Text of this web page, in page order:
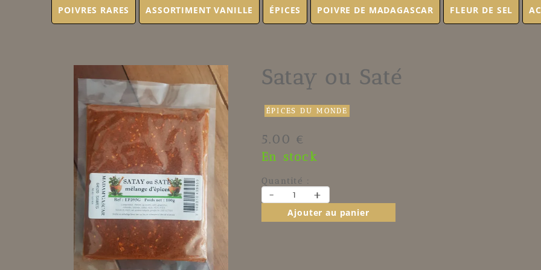
POIVRES RARES ASSORTIMENT VANILLE ÉPICES POIVRE DE MADAGASCAR FLEUR DE SEL
Satay ou Saté
ÉPICES DU MONDE
5.00 €
En stock
Quantité :
- +
Ajouter au panier